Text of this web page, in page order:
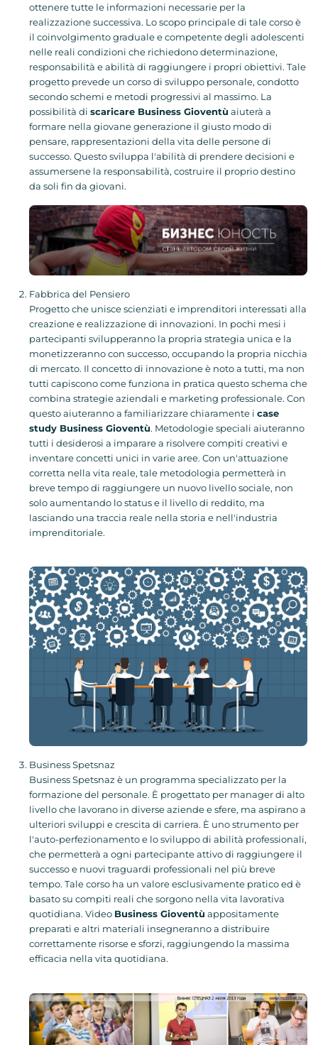
ottenere tutte le informazioni necessarie per la
realizzazione successiva. Lo scopo principale di tale corso è
il coinvolgimento graduale e competente degli adolescenti
nelle reali condizioni che richiedono determinazione,
responsabilità e abilità di raggiungere i propri obiettivi. Tale
progetto prevede un corso di sviluppo personale, condotto
secondo schemi e metodi progressivi al massimo. La
possibilità di scaricare Business Gioventù aiuterà a
formare nella giovane generazione il giusto modo di
pensare, rappresentazioni della vita delle persone di
successo. Questo sviluppa l'abilità di prendere decisioni e
assumersene la responsabilità, costruire il proprio destino
da soli fin da giovani.
Fabbrica del Pensiero
Progetto che unisce scienziati e imprenditori interessati alla
creazione e realizzazione di innovazioni. In pochi mesi i
partecipanti svilupperanno la propria strategia unica e la
monetizzeranno con successo, occupando la propria nicchia
di mercato. Il concetto di innovazione è noto a tutti, ma non
tutti capiscono come funziona in pratica questo schema che
combina strategie aziendali e marketing professionale. Con
questo aiuteranno a familiarizzare chiaramente i case
study Business Gioventù. Metodologie speciali aiuteranno
tutti i desiderosi a imparare a risolvere compiti creativi e
inventare concetti unici in varie aree. Con un'attuazione
corretta nella vita reale, tale metodologia permetterà in
breve tempo di raggiungere un nuovo livello sociale, non
solo aumentando lo status e il livello di reddito, ma
lasciando una traccia reale nella storia e nell'industria
imprenditoriale.
Business Spetsnaz
Business Spetsnaz è un programma specializzato per la
formazione del personale. È progettato per manager di alto
livello che lavorano in diverse aziende e sfere, ma aspirano a
ulteriori sviluppi e crescita di carriera. È uno strumento per
l'auto-perfezionamento e lo sviluppo di abilità professionali,
che permetterà a ogni partecipante attivo di raggiungere il
successo e nuovi traguardi professionali nel più breve
tempo. Tale corso ha un valore esclusivamente pratico ed è
basato su compiti reali che sorgono nella vita lavorativa
quotidiana. Video Business Gioventù appositamente
preparati e altri materiali insegneranno a distribuire
correttamente risorse e sforzi, raggiungendo la massima
efficacia nella vita quotidiana.